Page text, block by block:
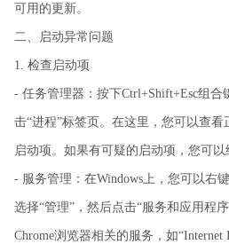
可用的更新。
二、启动异常问题
1. 检查启动项
- 任务管理器：按下Ctrl+Shift+Esc组合
击“进程”标签页。在这里，您可以查
启动项。如果有可疑的启动项，您可以
- 服务管理：在Windows上，您可以右
选择“管理”，然后点击“服务和应用程
Chrome浏览器相关的服务，如“Internet